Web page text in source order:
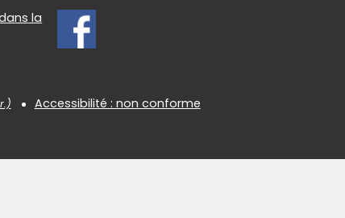
la
Accessibilité : non conforme